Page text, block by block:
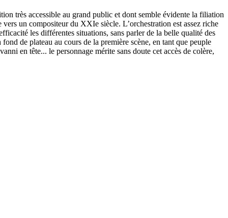
très accessible au grand public et dont semble évidente la filiation
un compositeur du XXIe siècle. L’orchestration est assez riche
les différentes situations, sans parler de la belle qualité des
de plateau au cours de la première scène, en tant que peuple
en tête... le personnage mérite sans doute cet accès de colère,